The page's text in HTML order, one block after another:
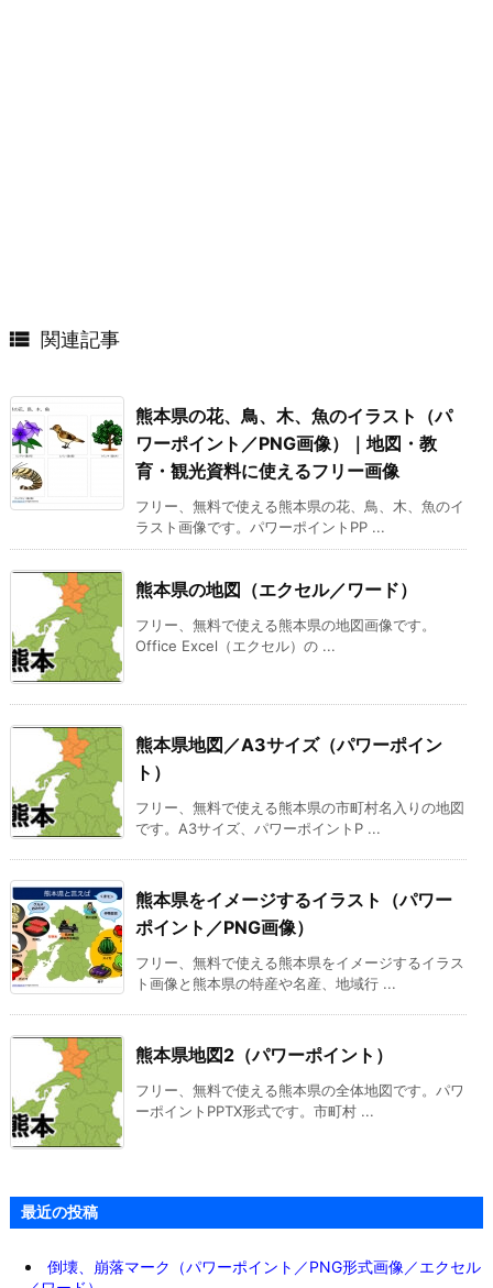
 関連記事
熊本県の花、鳥、木、魚のイラスト（パ
ワーポイント／PNG画像）｜地図・教
育・観光資料に使えるフリー画像
フリー、無料で使える熊本県の花、鳥、木、魚のイ
ラスト画像です。パワーポイントPP ...
熊本県の地図（エクセル／ワード）
フリー、無料で使える熊本県の地図画像です。
Office Excel（エクセル）の ...
熊本県地図／A3サイズ（パワーポイン
ト）
フリー、無料で使える熊本県の市町村名入りの地図
です。A3サイズ、パワーポイントP ...
熊本県をイメージするイラスト（パワー
ポイント／PNG画像）
フリー、無料で使える熊本県をイメージするイラス
ト画像と熊本県の特産や名産、地域行 ...
熊本県地図2（パワーポイント）
フリー、無料で使える熊本県の全体地図です。パワ
ーポイントPPTX形式です。市町村 ...
最近の投稿
倒壊、崩落マーク（パワーポイント／PNG形式画像／エクセル